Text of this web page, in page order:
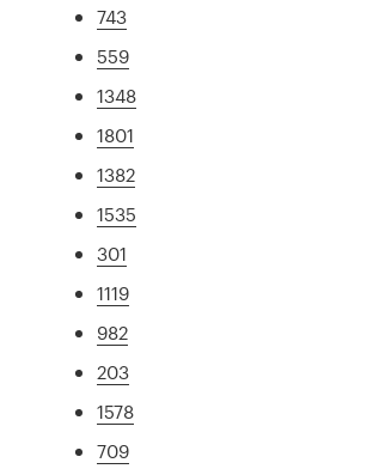
743
559
1348
1801
1382
1535
301
1119
982
203
1578
709